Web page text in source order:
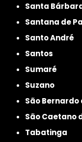
Santa
Santana de
Santo André
Santos
Sumaré
Suzano
São
São Caetano
Tabatinga